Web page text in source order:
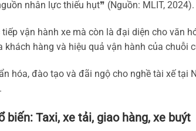
nhân lực thiếu hụt❞ (Nguồn: MLIT, 2024).
vận hành xe mà còn là đại diện cho văn
hàng và hiệu quả vận hành của chuỗi
hóa, đào tạo và đãi ngộ cho nghề tài xế tại
biến: Taxi, xe tải, giao hàng, xe buýt